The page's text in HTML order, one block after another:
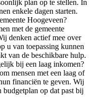
plan op te stellen. In
enkele dagen starten.
Hoogeveen?
met de gemeente
denken actief mee over
u van toepassing kunnen
van de beschikbare hulp.
bij een laag inkomen?
mensen met een laag of
financiën te geven. Wij
budgetplan op dat past bij